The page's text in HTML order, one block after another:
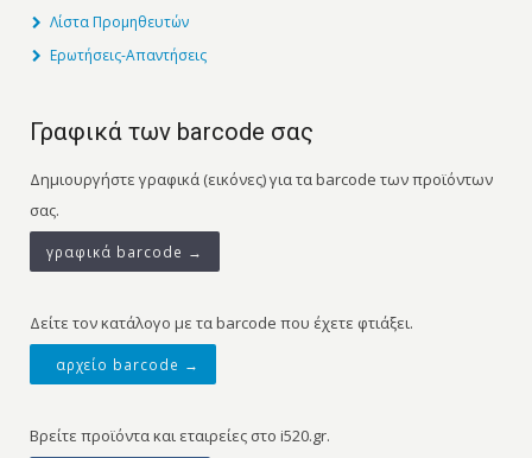
Λίστα Προμηθευτών
Ερωτήσεις-Απαντήσεις
Γραφικά των barcode σας
Δημιουργήστε γραφικά (εικόνες) για τα barcode των προϊόντων
σας.
γραφικά barcode →
Δείτε τον κατάλογο με τα barcode που έχετε φτιάξει.
αρχείο barcode →
Βρείτε προϊόντα και εταιρείες στο i520.gr.